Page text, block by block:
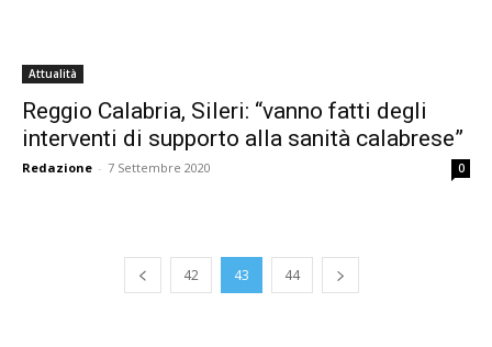
Attualità
Reggio Calabria, Sileri: “vanno fatti degli
interventi di supporto alla sanità calabrese”
Redazione - 7 Settembre 2020 0
42 43 44